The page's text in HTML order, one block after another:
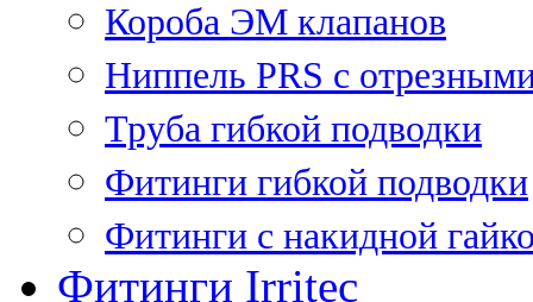
Короба ЭМ клапанов
Ниппель PRS с
Труба гибкой подводки
Фитинги гибкой подводки
Фитинги с накидной
Фитинги Irritec